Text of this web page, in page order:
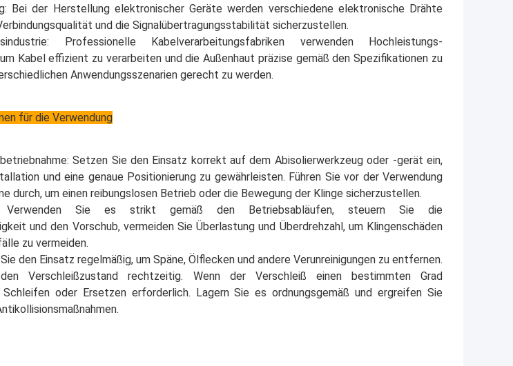
Bei der Herstellung elektronischer Geräte werden verschiedene elektronische Drähte
und die Signalübertragungsstabilität sicherzustellen.
Professionelle Kabelverarbeitungsfabriken verwenden Hochleistungs-
Kabel effizient zu verarbeiten und die Außenhaut präzise gemäß den Spezifikationen zu
Anwendungsszenarien gerecht zu werden.
für die Verwendung
Setzen Sie den Einsatz korrekt auf dem Abisolierwerkzeug oder -gerät ein,
und eine genaue Positionierung zu gewährleisten. Führen Sie vor der Verwendung
durch, um einen reibungslosen Betrieb oder die Bewegung der Klinge sicherzustellen.
Verwenden Sie es strikt gemäß den Betriebsabläufen, steuern Sie die
und den Vorschub, vermeiden Sie Überlastung und Überdrehzahl, um Klingenschäden
zu vermeiden.
den Einsatz regelmäßig, um Späne, Ölflecken und andere Verunreinigungen zu entfernen.
Verschleißzustand rechtzeitig. Wenn der Verschleiß einen bestimmten Grad
oder Ersetzen erforderlich. Lagern Sie es ordnungsgemäß und ergreifen Sie